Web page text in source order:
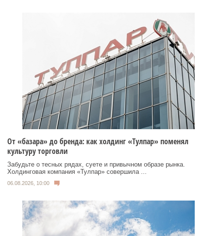
От «базара» до бренда: как холдинг «Тулпар» поменял
культуру торговли
Забудьте о тесных рядах, суете и привычном образе рынка.
Холдинговая компания «Тулпар» совершила ...
06.08.2026, 10:00